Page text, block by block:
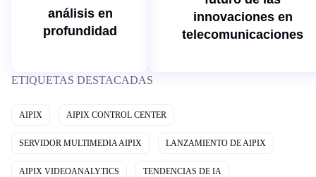
análisis en
profundidad
innovaciones en
telecomunicaciones
ETIQUETAS DESTACADAS
AIPIX AIPIX CONTROL CENTER
SERVIDOR MULTIMEDIA AIPIX LANZAMIENTO DE AIPIX
AIPIX VIDEOANALYTICS TENDENCIAS DE IA